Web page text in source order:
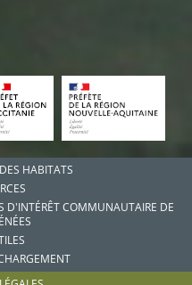
HABITATS
D'INTÉRÊT COMMUNAUTAIRE DE